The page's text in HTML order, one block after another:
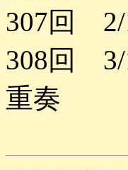
307回 2/
308回 3/
重奏